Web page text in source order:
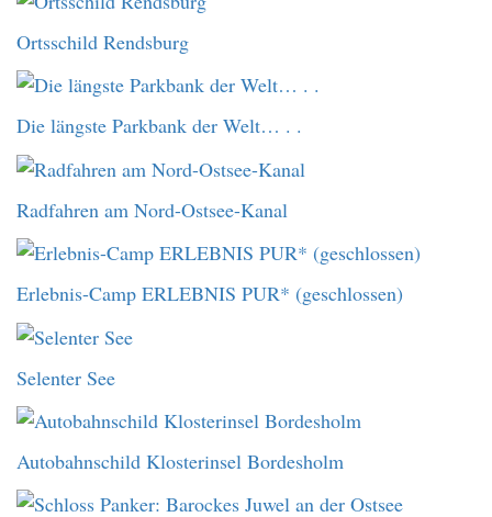
Ortsschild Rendsburg
Die längste Parkbank der Welt… . .
Radfahren am Nord-Ostsee-Kanal
Erlebnis-Camp ERLEBNIS PUR* (geschlossen)
Selenter See
Autobahnschild Klosterinsel Bordesholm